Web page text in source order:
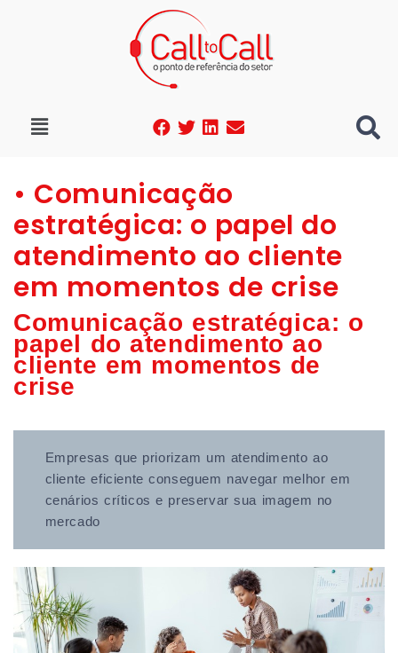
• Comunicação
estratégica: o papel do
atendimento ao cliente
em momentos de crise
Comunicação estratégica: o
papel do atendimento ao
cliente em momentos de
crise
Empresas que priorizam um atendimento ao
cliente eficiente conseguem navegar melhor em
cenários críticos e preservar sua imagem no
mercado